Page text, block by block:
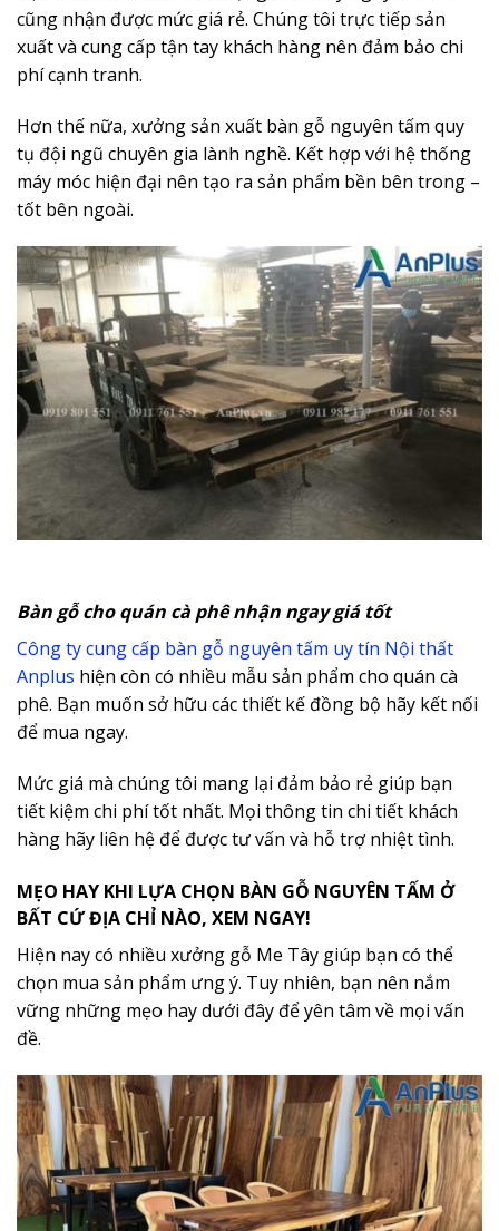
cũng nhận được mức giá rẻ. Chúng tôi trực tiếp sản
xuất và cung cấp tận tay khách hàng nên đảm bảo chi
phí cạnh tranh.
Hơn thế nữa, xưởng sản xuất bàn gỗ nguyên tấm quy
tụ đội ngũ chuyên gia lành nghề. Kết hợp với hệ thống
máy móc hiện đại nên tạo ra sản phẩm bền bên trong –
tốt bên ngoài.
Bàn gỗ cho quán cà phê nhận ngay giá tốt
Công ty cung cấp bàn gỗ nguyên tấm uy tín Nội thất
Anplus hiện còn có nhiều mẫu sản phẩm cho quán cà
phê. Bạn muốn sở hữu các thiết kế đồng bộ hãy kết nối
để mua ngay.
Mức giá mà chúng tôi mang lại đảm bảo rẻ giúp bạn
tiết kiệm chi phí tốt nhất. Mọi thông tin chi tiết khách
hàng hãy liên hệ để được tư vấn và hỗ trợ nhiệt tình.
MẸO HAY KHI LỰA CHỌN BÀN GỖ NGUYÊN TẤM Ở
BẤT CỨ ĐỊA CHỈ NÀO, XEM NGAY!
Hiện nay có nhiều xưởng gỗ Me Tây giúp bạn có thể
chọn mua sản phẩm ưng ý. Tuy nhiên, bạn nên nắm
vững những mẹo hay dưới đây để yên tâm về mọi vấn
đề.